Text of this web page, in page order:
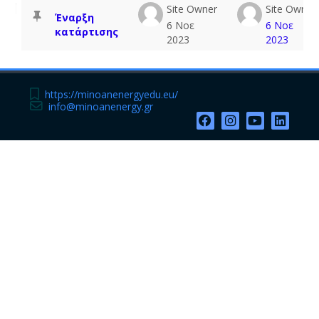
Λίστα συζητήσεων. Εμφάνιση 1
Έναρξη
κατάρτισης
Site Owner
6 Νοε
2023
Site Owner
6 Νοε
2023
https://minoanenergyedu.eu/
info@minoanenergy.gr